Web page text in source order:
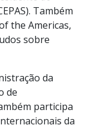
Também
the Americas,
sobre
da
de
participa
da